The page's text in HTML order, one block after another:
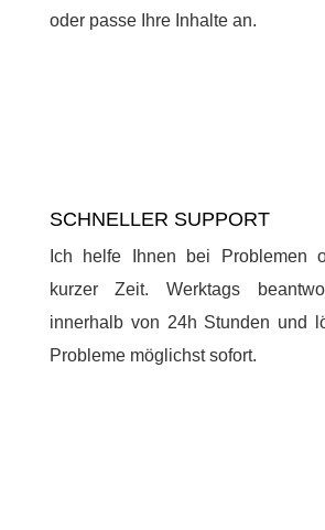
oder passe Ihre Inhalte an.
SCHNELLER SUPPORT
Ich helfe Ihnen bei Problemen
kurzer Zeit. Werktags
innerhalb von 24h Stunden und
Probleme möglichst sofort.